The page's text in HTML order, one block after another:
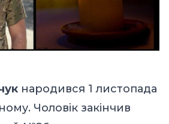
народився 1 листопада
Чоловік закінчив